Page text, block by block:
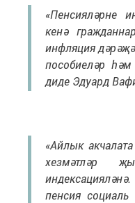
«Пенсияләрне
кенә
инфляция
пособиеләр һәм
диде Эдуард
«Айлык
хезмәтләр
пенсия